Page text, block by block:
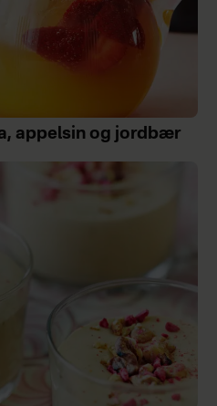
appelsin og jordbær